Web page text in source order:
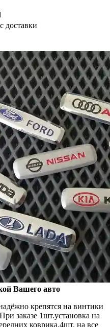
доставки
Вашего авто
крепятся на винтики
заказе 1шт.установка на
коврика,4шт. на все